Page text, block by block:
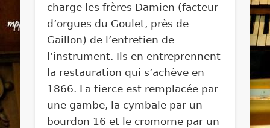
charge les frères Damien (facteur
d’orgues du Goulet, près de
Gaillon) de l’entretien de
l’instrument. Ils en entreprennent
la restauration qui s’achève en
1866. La tierce est remplacée par
une gambe, la cymbale par un
bourdon 16 et le cromorne par un